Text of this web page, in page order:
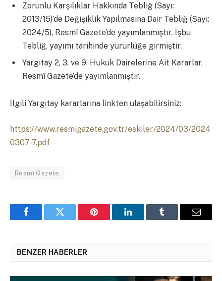
Zorunlu Karşılıklar Hakkında Tebliğ (Sayı:
2013/15)’de Değişiklik Yapılmasına Dair Tebliğ (Sayı:
2024/5), Resmî Gazete’de yayımlanmıştır. İşbu
Tebliğ, yayımı tarihinde yürürlüğe girmiştir.
Yargıtay 2, 3. ve 9. Hukuk Dairelerine Ait Kararlar,
Resmî Gazete’de yayımlanmıştır.
İlgili Yargıtay kararlarına linkten ulaşabilirsiniz:
https://www.resmigazete.gov.tr/eskiler/2024/03/2024
0307-7.pdf
Resmî Gazete
FacebookTwitter Pinterest LinkedInTumblr Email
BENZER HABERLER